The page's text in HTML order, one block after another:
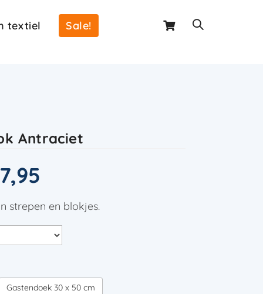
textiel Sale!
Antraciet
strepen en blokjes.
Gastendoek 30 x 50 cm